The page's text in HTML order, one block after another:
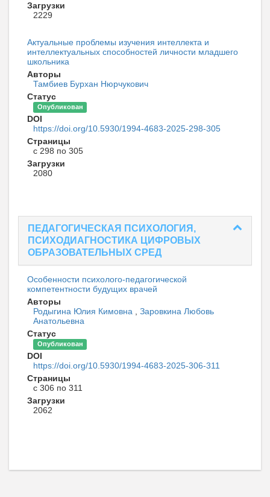
Загрузки
2229
Актуальные проблемы изучения интеллекта и
интеллектуальных способностей личности младшего
школьника
Авторы
Тамбиев Бурхан Нюрчукович
Статус
Опубликован
DOI
https://doi.org/10.5930/1994-4683-2025-298-305
Страницы
с 298 по 305
Загрузки
2080
ПЕДАГОГИЧЕСКАЯ ПСИХОЛОГИЯ,
ПСИХОДИАГНОСТИКА ЦИФРОВЫХ
ОБРАЗОВАТЕЛЬНЫХ СРЕД
Особенности психолого-педагогической
компетентности будущих врачей
Авторы
Родыгина Юлия Кимовна , Заровкина Любовь
Анатольевна
Статус
Опубликован
DOI
https://doi.org/10.5930/1994-4683-2025-306-311
Страницы
с 306 по 311
Загрузки
2062